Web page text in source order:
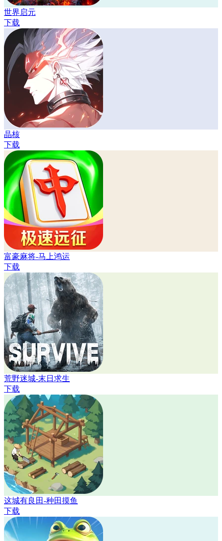
世界启元
下载
晶核
下载
富豪麻将-马上鸿运
下载
荒野迷城-末日求生
下载
这城有良田-种田摸鱼
下载